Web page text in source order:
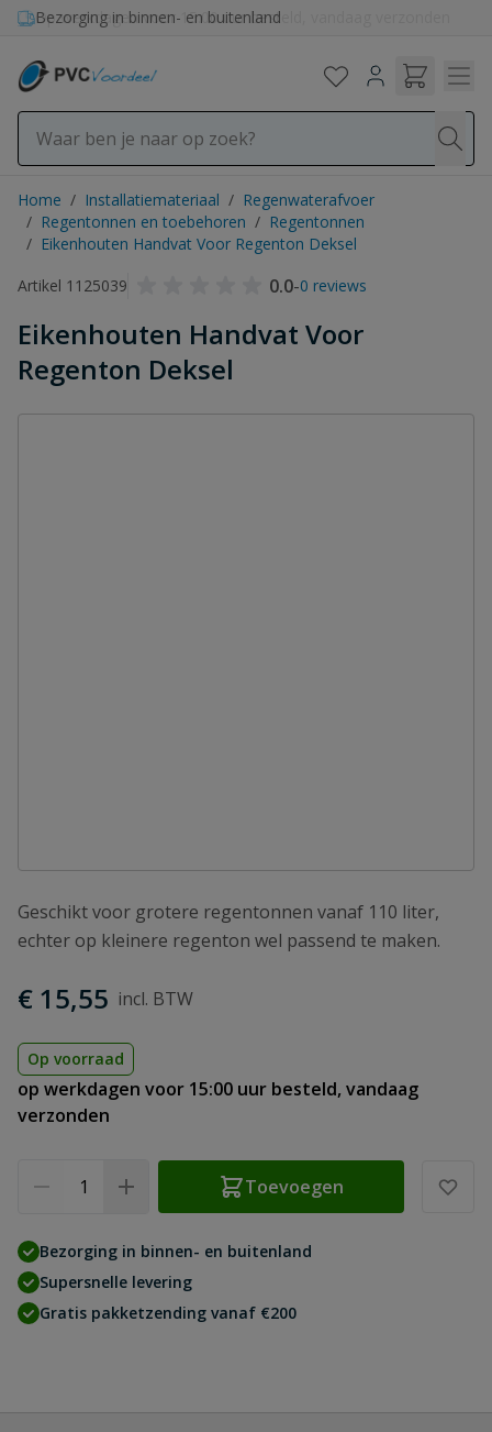
Ga naar de inhoud
Bezorging in binnen- en buitenland
Home / Installatiemateriaal / Regenwaterafvoer
/ Regentonnen en toebehoren / Regentonnen
/ Eikenhouten Handvat Voor Regenton Deksel
Artikel 1125039
0.0-0 reviews
Eikenhouten Handvat Voor
Regenton Deksel
Geschikt voor grotere regentonnen vanaf 110 liter,
echter op kleinere regenton wel passend te maken.
€ 15,55
Op voorraad
op werkdagen voor 15:00 uur besteld, vandaag
verzonden
Toevoegen
Bezorging in binnen- en buitenland
Supersnelle levering
Gratis pakketzending vanaf €200